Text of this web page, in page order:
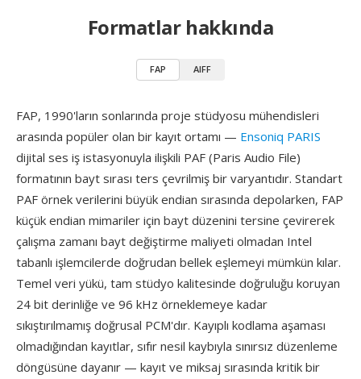
Formatlar hakkında
FAP AIFF
FAP, 1990'ların sonlarında proje stüdyosu mühendisleri
arasında popüler olan bir kayıt ortamı — Ensoniq PARIS
dijital ses iş istasyonuyla ilişkili PAF (Paris Audio File)
formatının bayt sırası ters çevrilmiş bir varyantıdır. Standart
PAF örnek verilerini büyük endian sırasında depolarken, FAP
küçük endian mimariler için bayt düzenini tersine çevirerek
çalışma zamanı bayt değiştirme maliyeti olmadan Intel
tabanlı işlemcilerde doğrudan bellek eşlemeyi mümkün kılar.
Temel veri yükü, tam stüdyo kalitesinde doğruluğu koruyan
24 bit derinliğe ve 96 kHz örneklemeye kadar
sıkıştırılmamış doğrusal PCM'dır. Kayıplı kodlama aşaması
olmadığından kayıtlar, sıfır nesil kaybıyla sınırsız düzenleme
döngüsüne dayanır — kayıt ve miksaj sırasında kritik bir